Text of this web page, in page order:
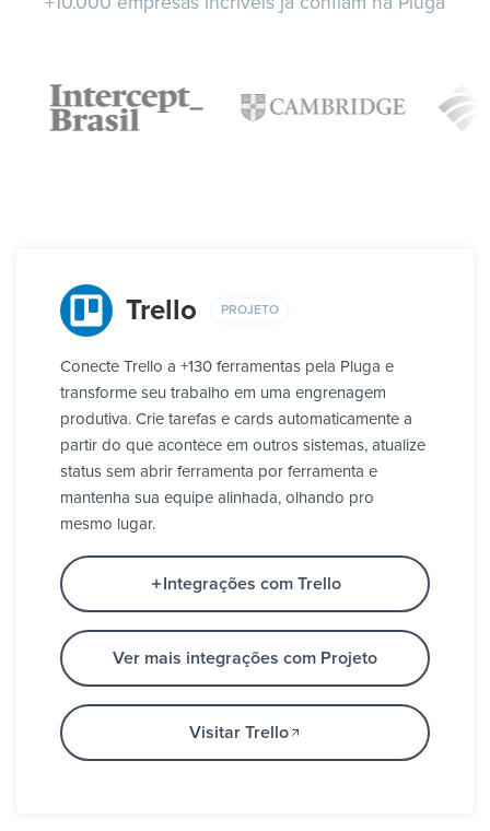
Trello PROJETO
Conecte Trello a +130 ferramentas pela Pluga e
transforme seu trabalho em uma engrenagem
produtiva. Crie tarefas e cards automaticamente a
partir do que acontece em outros sistemas, atualize
status sem abrir ferramenta por ferramenta e
mantenha sua equipe alinhada, olhando pro
mesmo lugar.
Integrações com Trello
Ver mais integrações com Projeto
Visitar Trello